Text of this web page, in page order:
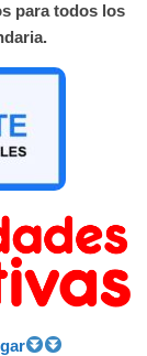
para todos los